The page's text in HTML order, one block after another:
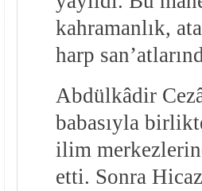
kahramanlık,
harp
Abdülkâdir
babasıyla
ilim
etti. Sonra